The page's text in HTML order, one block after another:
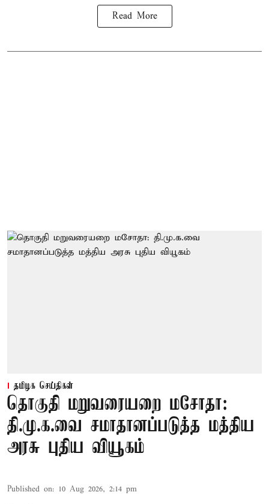
Read More
தமிழக செய்திகள்
தொகுதி மறுவரையறை மசோதா:
தி.மு.க.வை சமாதானப்படுத்த மத்திய
அரசு புதிய வியூகம்
Published on: 10 Aug 2026, 2:14 pm